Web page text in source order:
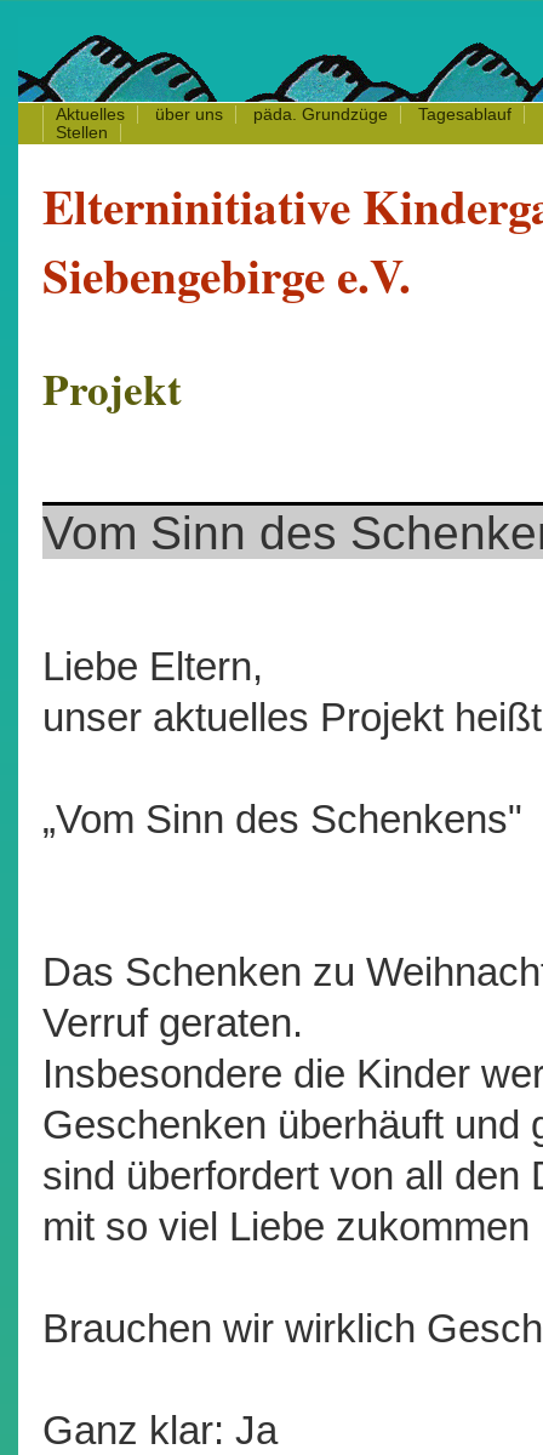
Aktuelles über uns päda. Grundzüge Tagesablauf
Stellen
Elterninitiative
Siebengebirge e.V.
Projekt
Vom Sinn des
Liebe Eltern,
unser aktuelles Projekt
„Vom Sinn des Schenkens"
Das Schenken zu
Verruf geraten.
Insbesondere die Kinder
Geschenken überhäuft und
sind überfordert von all den
mit so viel Liebe zukommen
Brauchen wir wirklich
Ganz klar: Ja